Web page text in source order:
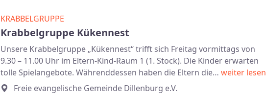
KRABBELGRUPPE
Krabbelgruppe Kükennest
Unsere Krabbelgruppe „Kükennest“ trifft sich Freitag vormittags von
9.30 – 11.00 Uhr im Eltern-Kind-Raum 1 (1. Stock). Die Kinder erwarten
tolle Spielangebote. Währenddessen haben die Eltern die…weiter lesen
Freie evangelische Gemeinde Dillenburg e.V.